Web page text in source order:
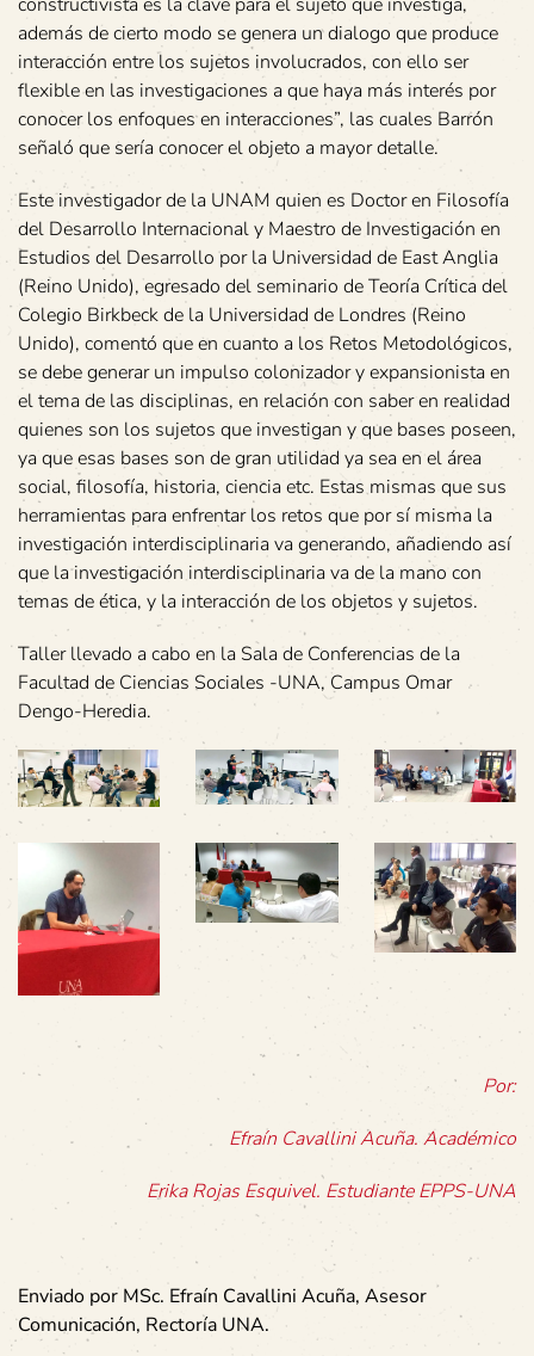
además de cierto modo se genera un dialogo que produce
interacción entre los sujetos involucrados, con ello ser
flexible en las investigaciones a que haya más interés por
conocer los enfoques en interacciones”, las cuales Barrón
señaló que sería conocer el objeto a mayor detalle.
Este investigador de la UNAM quien es Doctor en Filosofía
del Desarrollo Internacional y Maestro de Investigación en
Estudios del Desarrollo por la Universidad de East Anglia
(Reino Unido), egresado del seminario de Teoría Crítica del
Colegio Birkbeck de la Universidad de Londres (Reino
Unido), comentó que en cuanto a los Retos Metodológicos,
se debe generar un impulso colonizador y expansionista en
el tema de las disciplinas, en relación con saber en realidad
quienes son los sujetos que investigan y que bases poseen,
ya que esas bases son de gran utilidad ya sea en el área
social, filosofía, historia, ciencia etc. Estas mismas que sus
herramientas para enfrentar los retos que por sí misma la
investigación interdisciplinaria va generando, añadiendo así
que la investigación interdisciplinaria va de la mano con
temas de ética, y la interacción de los objetos y sujetos.
Taller llevado a cabo en la Sala de Conferencias de la
Facultad de Ciencias Sociales -UNA, Campus Omar
Dengo-Heredia.
Por:
Efraín Cavallini Acuña. Académico
Erika Rojas Esquivel. Estudiante EPPS-UNA
Enviado por MSc. Efraín Cavallini Acuña, Asesor
Comunicación, Rectoría UNA.